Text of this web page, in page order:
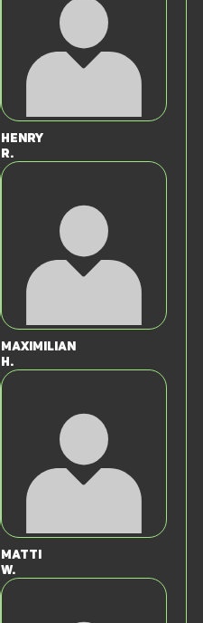
Henry
R.
Maximilian
H.
Matti
W.